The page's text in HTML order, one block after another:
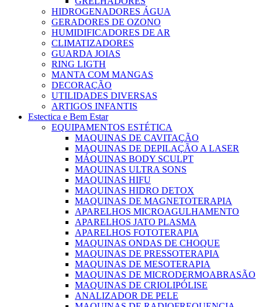
HIDROGENADORES ÁGUA
GERADORES DE OZONO
HUMIDIFICADORES DE AR
CLIMATIZADORES
GUARDA JOIAS
RING LIGTH
MANTA COM MANGAS
DECORAÇÃO
UTILIDADES DIVERSAS
ARTIGOS INFANTIS
Estectica e Bem Estar
EQUIPAMENTOS ESTÉTICA
MAQUINAS DE CAVITAÇÃO
MAQUINAS DE DEPILAÇÃO A LASER
MÁQUINAS BODY SCULPT
MAQUINAS ULTRA SONS
MAQUINAS HIFU
MAQUINAS HIDRO DETOX
MAQUINAS DE MAGNETOTERAPIA
APARELHOS MICROAGULHAMENTO
APARELHOS JATO PLASMA
APARELHOS FOTOTERAPIA
MAQUINAS ONDAS DE CHOQUE
MAQUINAS DE PRESSOTERAPIA
MAQUINAS DE MESOTERAPIA
MAQUINAS DE MICRODERMOABRASÃO
MAQUINAS DE CRIOLIPÓLISE
ANALIZADOR DE PELE